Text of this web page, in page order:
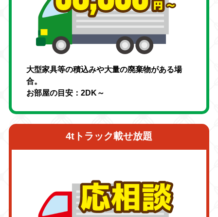
大型家具等の積込みや大量の廃棄物がある場
合。
お部屋の目安：2DK～
4tトラック載せ放題